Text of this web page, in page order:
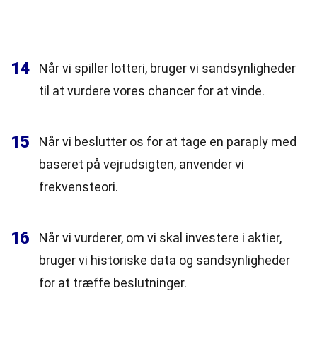
14
Når vi spiller lotteri, bruger vi sandsynligheder
til at vurdere vores chancer for at vinde.
15
Når vi beslutter os for at tage en paraply med
baseret på vejrudsigten, anvender vi
frekvensteori.
16
Når vi vurderer, om vi skal investere i aktier,
bruger vi historiske data og sandsynligheder
for at træffe beslutninger.